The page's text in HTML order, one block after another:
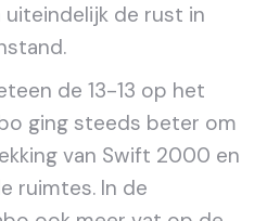
de rust in
de 13-13 op het
ging steeds beter om
van Swift 2000 en
ruimtes. In de